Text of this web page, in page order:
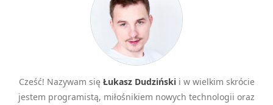
C++
Elementarz Java
Pascal
Cześć! Nazywam się Łukasz Dudzińskii w wielkim skrócie
jestem programistą, miłośnikiem nowych technologii oraz